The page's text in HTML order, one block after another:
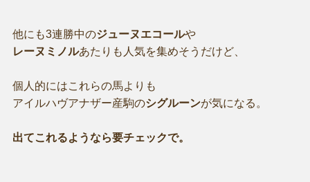
他にも3連勝中のジューヌエコールや
レーヌミノルあたりも人気を集めそうだけど、
個人的にはこれらの馬よりも
アイルハヴアナザー産駒のシグルーンが気になる。
出てこれるようなら要チェックで。